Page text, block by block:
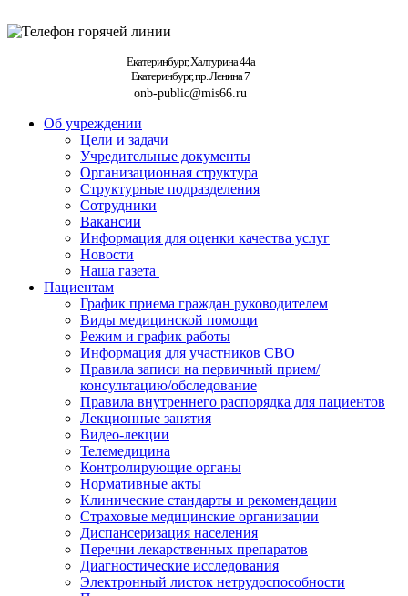
Екатеринбург, Халтурина 44а
Екатеринбург, пр. Ленина 7
onb-public@mis66.ru
Об учреждении
Цели и задачи
Учредительные документы
Организационная структура
Структурные подразделения
Сотрудники
Вакансии
Информация для оценки качества услуг
Новости
​​Наша газета
Пациентам
График приема граждан руководителем
Виды медицинской помощи
Режим и график работы
Информация для участников СВО
Правила записи на первичный прием/
консультацию/обследование
Правила внутреннего распорядка для пациентов
Лекционные занятия
Видео-лекции
Телемедицина
Контролирующие органы
Нормативные акты
Клинические стандарты и рекомендации
Страховые медицинские организации
Диспансеризация населения
Перечни лекарственных препаратов
Диагностические исследования
Электронный листок нетрудоспособности